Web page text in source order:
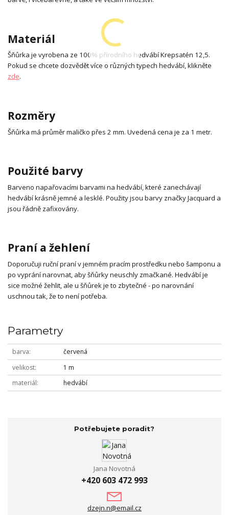
Materiál
Šňůrka je vyrobena ze 100% přírodního hedvábí Krepsatén 12,5.
Pokud se chcete dozvědět více o různých typech hedvábí, klikněte
zde.
Rozměry
Šňůrka má průměr maličko přes 2 mm. Uvedená cena je za 1 metr.
Použité barvy
Barveno napařovacími barvami na hedvábí, které zanechávají
hedvábí krásně jemné a lesklé. Použity jsou barvy značky Jacquard a
jsou řádně zafixovány.
Praní a žehlení
Doporučuji ruční praní v jemném pracím prostředku nebo šamponu a
po vyprání narovnat, aby šňůrky neuschly zmačkané. Hedvábí je
sice možné žehlit, ale u šňůrek je to zbytečné - po narovnání
uschnou tak, že to není potřeba.
Parametry
barva
červená
velikost
1 m
materiál
hedvábí
Potřebujete poradit?
Jana Novotná
+420 603 472 993
dzejn.n@email.cz